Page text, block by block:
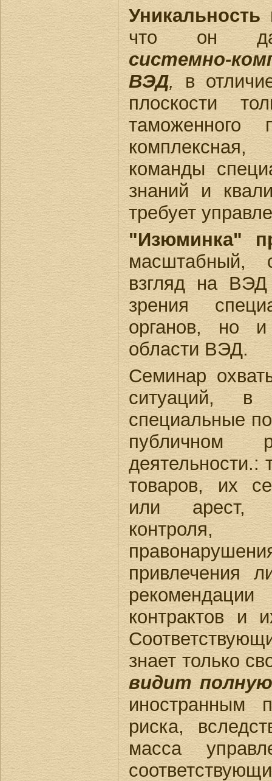
Уникальность
что он
системно-
ВЭД,в
плоскости
команды
знаний и
требует
"Изюминка"
масштабный,
взгляд на
зрения
органов, но и
области ВЭД.
Семинар
ситуаций, в
специальные
публичном
деятельности.:
товаров, их
или арест,
контроля,
привлечения
контрактов и
знает только
видит
иностранным
риска,
масса